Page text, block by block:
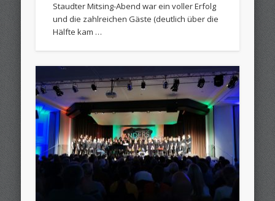
Staudter Mitsing-Abend war ein voller Erfolg
und die zahlreichen Gäste (deutlich über die
Hälfte kam …